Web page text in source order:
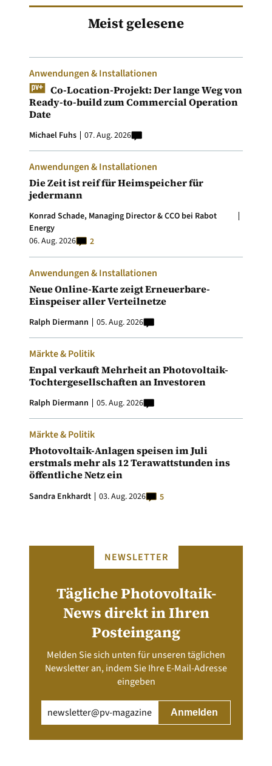
Meist gelesene
Anwendungen & Installationen
Co-Location-Projekt: Der lange Weg von
Ready-to-build zum Commercial Operation
Date
Michael Fuhs 07. Aug. 2026
Anwendungen & Installationen
Die Zeit ist reif für Heimspeicher für
jedermann
Konrad Schade, Managing Director & CCO bei Rabot
Energy
06. Aug. 2026
2
Anwendungen & Installationen
Neue Online-Karte zeigt Erneuerbare-
Einspeiser aller Verteilnetze
Ralph Diermann 05. Aug. 2026
Märkte & Politik
Enpal verkauft Mehrheit an Photovoltaik-
Tochtergesellschaften an Investoren
Ralph Diermann 05. Aug. 2026
Märkte & Politik
Photovoltaik-Anlagen speisen im Juli
erstmals mehr als 12 Terawattstunden ins
öffentliche Netz ein
Sandra Enkhardt 03. Aug. 2026 5
NEWSLETTER
Tägliche Photovoltaik-
News direkt in Ihren
Posteingang
Melden Sie sich unten für unseren täglichen
Newsletter an, indem Sie Ihre E-Mail-Adresse
eingeben
(erforderlich)